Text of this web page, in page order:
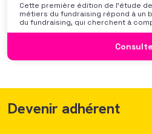
Cette première édition de l’étude
métiers du fundraising répond à un
du fundraising, qui cherchent à
se positionner. Elle répond
des politiques salariales comme un
Devenir adhérent